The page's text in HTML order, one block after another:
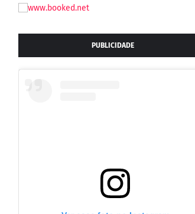
PUBLICIDADE